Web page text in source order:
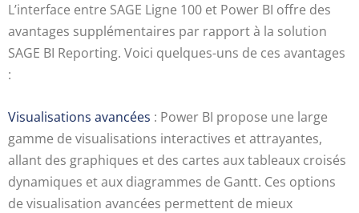
L’interface entre SAGE Ligne 100 et Power BI offre des
avantages supplémentaires par rapport à la solution
SAGE BI Reporting. Voici quelques-uns de ces avantages
:
Visualisations avancées : Power BI propose une large
gamme de visualisations interactives et attrayantes,
allant des graphiques et des cartes aux tableaux croisés
dynamiques et aux diagrammes de Gantt. Ces options
de visualisation avancées permettent de mieux